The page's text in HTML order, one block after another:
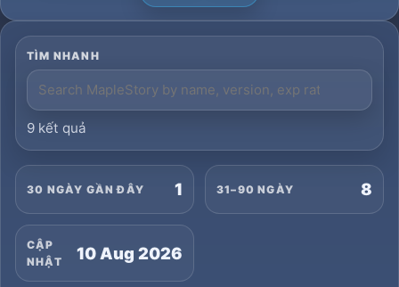
TÌM NHANH
9 kết quả
30 NGÀY GẦN ĐÂY 1 31–90 NGÀY 8
CẬP
NHẬT
10 Aug 2026